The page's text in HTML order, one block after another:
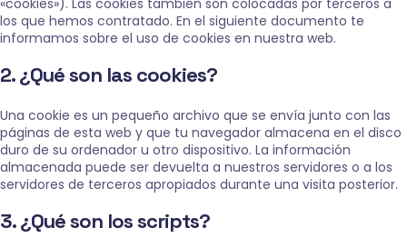
«cookies»). Las cookies también son colocadas por terceros a
los que hemos contratado. En el siguiente documento te
informamos sobre el uso de cookies en nuestra web.
2. ¿Qué son las cookies?
Una cookie es un pequeño archivo que se envía junto con las
páginas de esta web y que tu navegador almacena en el disco
duro de su ordenador u otro dispositivo. La información
almacenada puede ser devuelta a nuestros servidores o a los
servidores de terceros apropiados durante una visita posterior.
3. ¿Qué son los scripts?